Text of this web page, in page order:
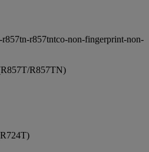
R857TN)